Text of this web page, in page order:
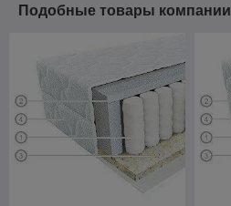
Подобные товары компании